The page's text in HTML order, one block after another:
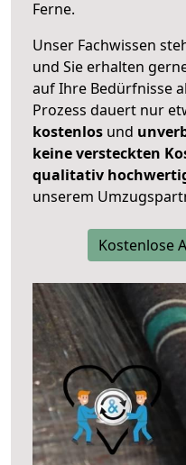
Ferne.
Unser Fachwissen
und Sie erhalten
auf Ihre Bedürfnisse
Prozess dauert nur
kostenlos und
keine versteckten
qualitativ
unserem
Kostenlose